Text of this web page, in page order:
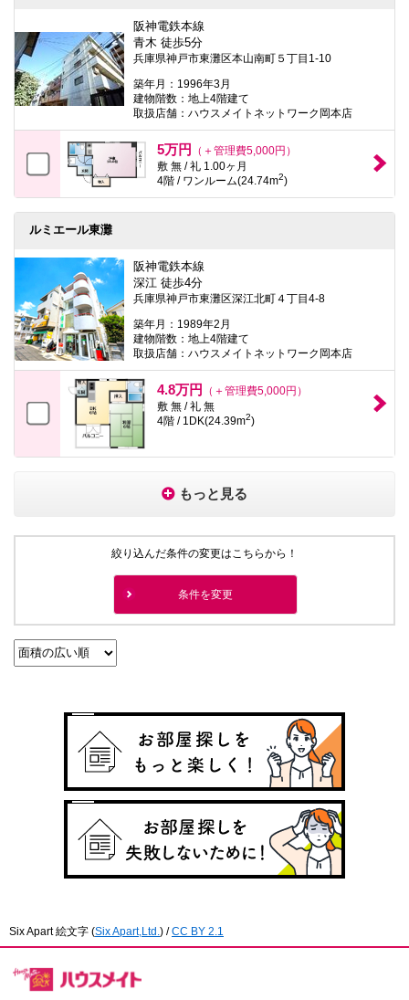
阪神電鉄本線
青木 徒歩5分
兵庫県神戸市東灘区本山南町５丁目1-10
築年月：1996年3月
建物階数：地上4階建て
取扱店舗：ハウスメイトネットワーク岡本店
5万円
（＋管理費5,000円）
敷 無 / 礼 1.00ヶ月
4階 / ワンルーム(24.74m2)
ルミエール東灘
阪神電鉄本線
深江 徒歩4分
兵庫県神戸市東灘区深江北町４丁目4-8
築年月：1989年2月
建物階数：地上4階建て
取扱店舗：ハウスメイトネットワーク岡本店
4.8万円
（＋管理費5,000円）
敷 無 / 礼 無
4階 / 1DK(24.39m2)
もっと見る
絞り込んだ条件の変更はこちらから！
条件を変更
Six Apart 絵文字 (Six Apart,Ltd. ) /CC BY 2.1